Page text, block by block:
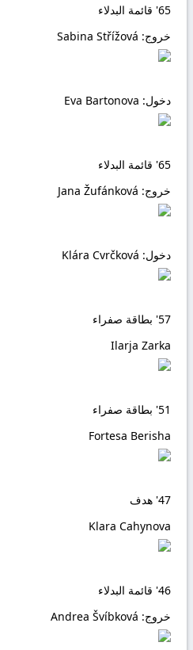
65' قائمة البدلاء
خروج:
دخول:
65' قائمة البدلاء
خروج:
دخول:
57' بطاقة صفراء
Ilarja Zarka
51' بطاقة صفراء
Fortesa Berisha
47' هدف
Klara Cahynova
46' قائمة البدلاء
خروج: